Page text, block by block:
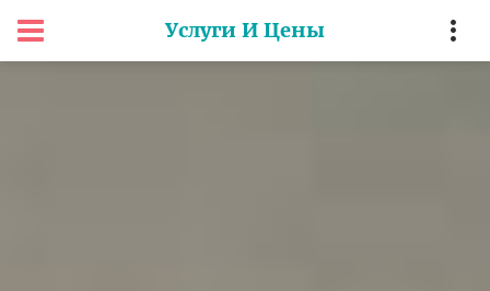
Услуги И Цены